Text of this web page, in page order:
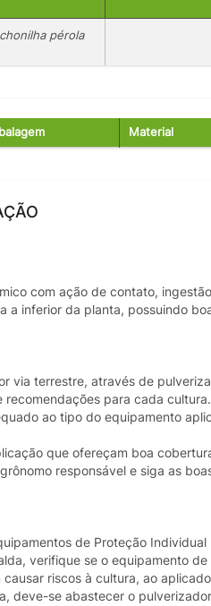
pérola
Material
com ação de contato,
a inferior da planta, possuindo
via terrestre, através de
para cada cultura.
ao tipo do equipamento
que ofereçam boa
responsável e siga as
de Proteção
verifique se o equipamento
riscos à cultura, ao
deve-se abastecer o